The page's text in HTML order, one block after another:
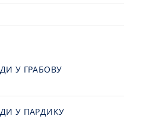
У ГРАБОВУ
У ПАРДИКУ